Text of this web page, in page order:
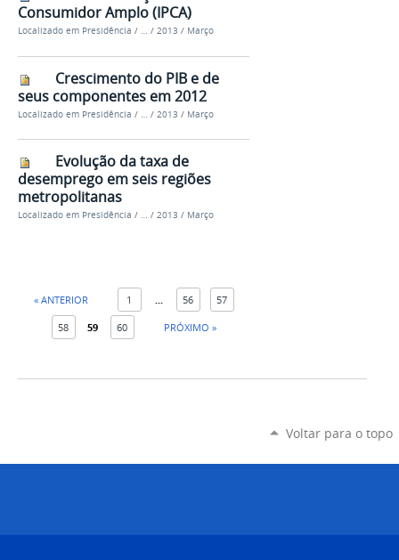
Consumidor Amplo (IPCA)
Localizado em Presidência / … / 2013 / Março
Crescimento do PIB e de
seus componentes em 2012
Localizado em Presidência / / 2013 / Março
Evolução da taxa de
desemprego em seis regiões
metropolitanas
Localizado em Presidência / … / 2013 / Março
« ANTERIOR 1 ... 56 57
58 59 60 PRÓXIMO »
Voltar para o topo